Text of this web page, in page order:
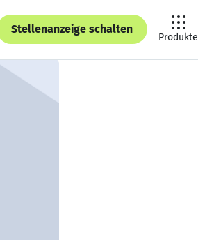
Stellenanzeige schalten
Produkte